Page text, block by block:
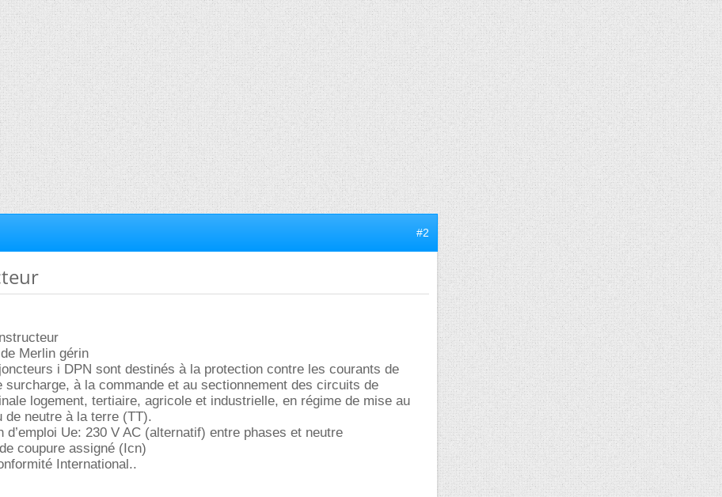
#2
Merlin gérin
i DPN sont destinés à la protection contre les courants de
surcharge, à la commande et au sectionnement des circuits de
logement, tertiaire, agricole et industrielle, en régime de mise au
de neutre à la terre (TT).
d’emploi Ue: 230 V AC (alternatif) entre phases et neutre
coupure assigné (Icn)
International..